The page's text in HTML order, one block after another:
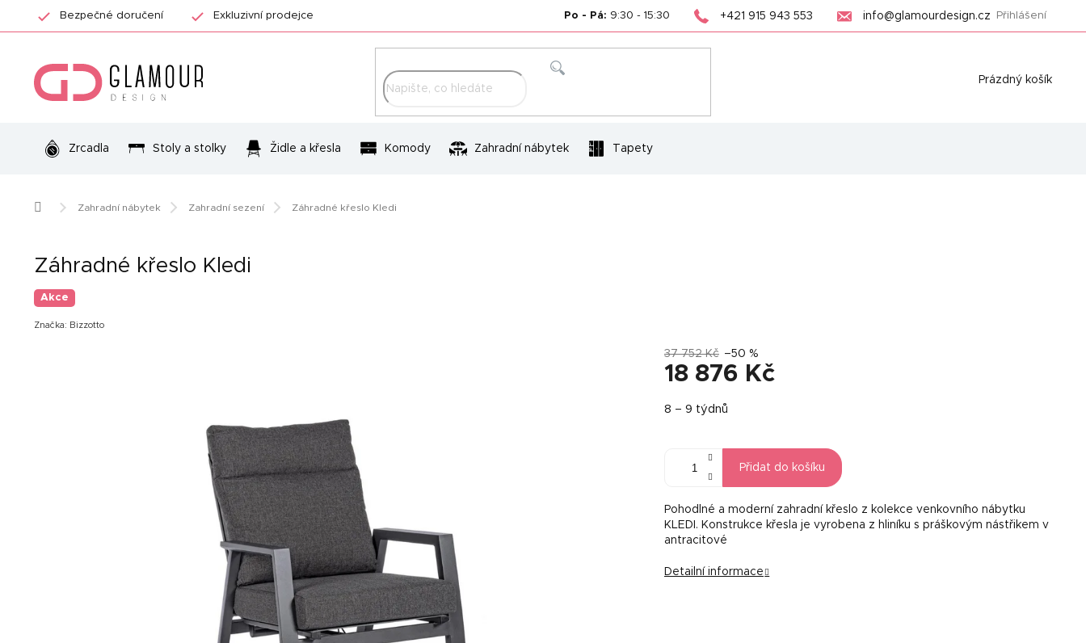
Bezpečné doručení Exkluzivní prodejce Po - Pá: 9:30 - 15:30 +421 915 943 553 info@glamourdesign.cz Přihlášení
Nákupní
Prázdný košík
Zrcadla Stoly a stolky Židle a křesla Komody Zahradní nábytek Tapety
Domů Zahradní nábytek Zahradní sezení Záhradné křeslo Kledi
Záhradné křeslo Kledi
Akce
Značka: Bizzotto
37 752 Kč –50 %
18 876 Kč
cena:
8 – 9 týdnů
Přidat do košíku
Pohodlné a moderní zahradní křeslo z kolekce venkovního nábytku
KLEDI. Konstrukce křesla je vyrobena z hliníku s práškovým nástřikem v
antracitové
Detailní informace